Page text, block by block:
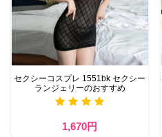
セクシーコスプレ 1551bk セクシー
ランジェリーのおすすめ
1,670円